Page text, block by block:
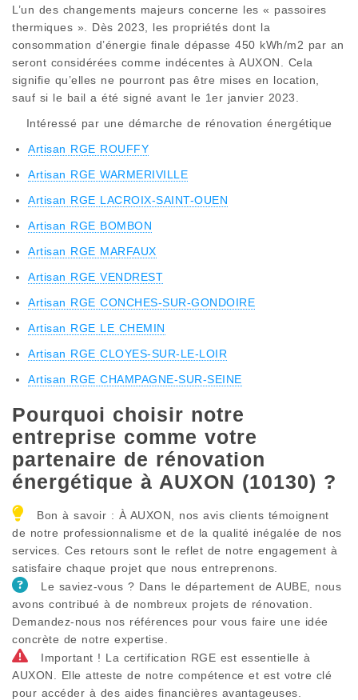
L’un des changements majeurs concerne les « passoires
thermiques ». Dès 2023, les propriétés dont la
consommation d’énergie finale dépasse 450 kWh/m2 par an
seront considérées comme indécentes à AUXON. Cela
signifie qu’elles ne pourront pas être mises en location,
sauf si le bail a été signé avant le 1er janvier 2023.
Intéressé par une démarche de rénovation énergétique
Artisan RGE ROUFFY
Artisan RGE WARMERIVILLE
Artisan RGE LACROIX-SAINT-OUEN
Artisan RGE BOMBON
Artisan RGE MARFAUX
Artisan RGE VENDREST
Artisan RGE CONCHES-SUR-GONDOIRE
Artisan RGE LE CHEMIN
Artisan RGE CLOYES-SUR-LE-LOIR
Artisan RGE CHAMPAGNE-SUR-SEINE
Pourquoi choisir notre
entreprise comme votre
partenaire de rénovation
énergétique à AUXON (10130) ?
Bon à savoir : À AUXON, nos avis clients témoignent
de notre professionnalisme et de la qualité inégalée de nos
services. Ces retours sont le reflet de notre engagement à
satisfaire chaque projet que nous entreprenons.
Le saviez-vous ? Dans le département de AUBE, nous
avons contribué à de nombreux projets de rénovation.
Demandez-nous nos références pour vous faire une idée
concrète de notre expertise.
Important ! La certification RGE est essentielle à
AUXON. Elle atteste de notre compétence et est votre clé
pour accéder à des aides financières avantageuses.